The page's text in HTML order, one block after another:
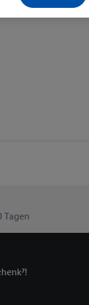
Tagen
- sowie Ihre
Speichern von
E-Mail-
verfügbar ist.
und einer
diese Kennung
Dritten betrieben
speziell zur
generell zu